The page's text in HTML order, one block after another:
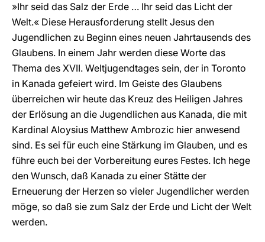
»Ihr seid das Salz der Erde … Ihr seid das Licht der
Welt.« Diese Herausforderung stellt Jesus den
Jugendlichen zu Beginn eines neuen Jahrtausends des
Glaubens. In einem Jahr werden diese Worte das
Thema des XVII. Weltjugendtages sein, der in Toronto
in Kanada gefeiert wird. Im Geiste des Glaubens
überreichen wir heute das Kreuz des Heiligen Jahres
der Erlösung an die Jugendlichen aus Kanada, die mit
Kardinal Aloysius Matthew Ambrozic hier anwesend
sind. Es sei für euch eine Stärkung im Glauben, und es
führe euch bei der Vorbereitung eures Festes. Ich hege
den Wunsch, daß Kanada zu einer Stätte der
Erneuerung der Herzen so vieler Jugendlicher werden
möge, so daß sie zum Salz der Erde und Licht der Welt
werden.